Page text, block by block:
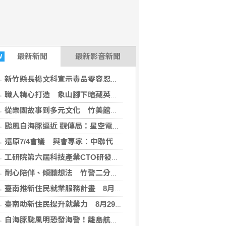
最新新聞 最新影音新聞
新竹縣長楊文科宣示毒品零容忍 檢警聯手強力掃蕩依托咪酯
職人精心打造 象山腳下暗藏英倫花徑
從樂團故事到多元文化 竹美館社區UP培力工作坊陪伴團隊拓展地方視野
颱風白海豚逼近 觀傳局：星空電影院順延一週
還原7/4會議 與會專家：中聯代表是中途應要求入席
工研院第六屆科技產業CTO研發高管班報名 匯聚頂尖專家傳授專業秘訣
耐心陪伴、傾聽想法 竹警二分局透過關懷及同理心溝通助滯留在外男子返家團聚
臺南推新住民就業服務計畫 8月29日辦理講座暨職場參訪
臺南助新住民提升就業力 8月29日辦就業講座暨企業參訪
白海豚颱風明恐發海警！離島航線部分停航